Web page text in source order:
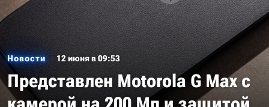
Новости 12 июня в 09:53
Представлен Motorola G Max с